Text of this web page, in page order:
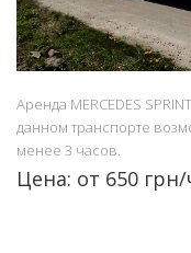
Аренда MERCEDES
данном транспорте
менее 3 часов.
Цена: от 650 грн/